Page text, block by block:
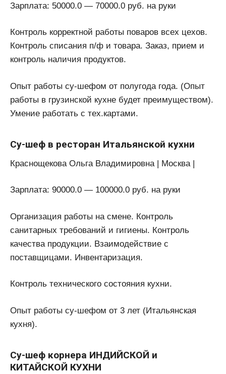
Зарплата: 50000.0 — 70000.0 руб. на руки
Контроль корректной работы поваров всех цехов.
Контроль списания п/ф и товара. Заказ, прием и
контроль наличия продуктов.
Опыт работы су-шефом от полугода года. (Опыт
работы в грузинской кухне будет преимуществом).
Умение работать с тех.картами.
Су-шеф в ресторан Итальянской кухни
Краснощекова Ольга Владимировна | Москва |
Зарплата: 90000.0 — 100000.0 руб. на руки
Организация работы на смене. Контроль
санитарных требований и гигиены. Контроль
качества продукции. Взаимодействие с
поставщицами. Инвентаризация.
Контроль технического состояния кухни.
Опыт работы су-шефом от 3 лет (Итальянская
кухня).
Су-шеф корнера ИНДИЙСКОЙ и
КИТАЙСКОЙ КУХНИ